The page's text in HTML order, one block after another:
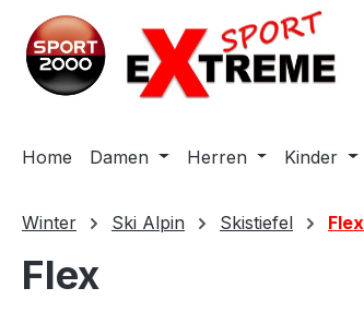
Hauptinhalt springen
Zur Suche springen
Zur Hauptnavigation springen
Home Damen Herren Kinder
Winter Ski Alpin Skistiefel Flex
Flex